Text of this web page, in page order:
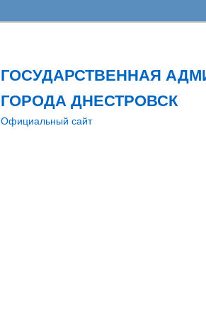
ГОСУДАРСТВЕННАЯ
ГОРОДА ДНЕСТРОВСК
Официальный сайт